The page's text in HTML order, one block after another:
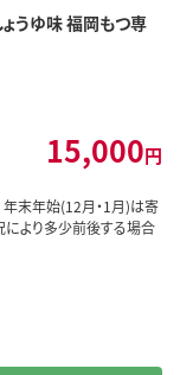
うゆ味 福岡もつ専
15,000円
末年始(12月・1月)は寄
より多少前後する場合